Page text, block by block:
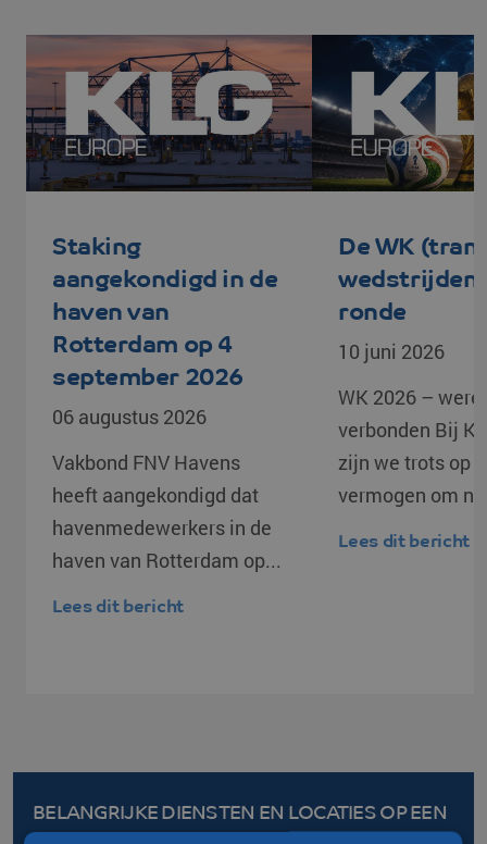
Staking
aangekondigd in de
haven van
Rotterdam op 4
september 2026
06 augustus 2026
Vakbond FNV Havens
heeft aangekondigd dat
havenmedewerkers in de
haven van Rotterdam op...
Lees dit bericht
De WK
wedstrijden
ronde
10 juni 2026
WK 2026 –
verbonden Bij
zijn we trots op
vermogen om
Lees dit bericht
BELANGRIJKE DIENSTEN EN LOCATIESOP EEN